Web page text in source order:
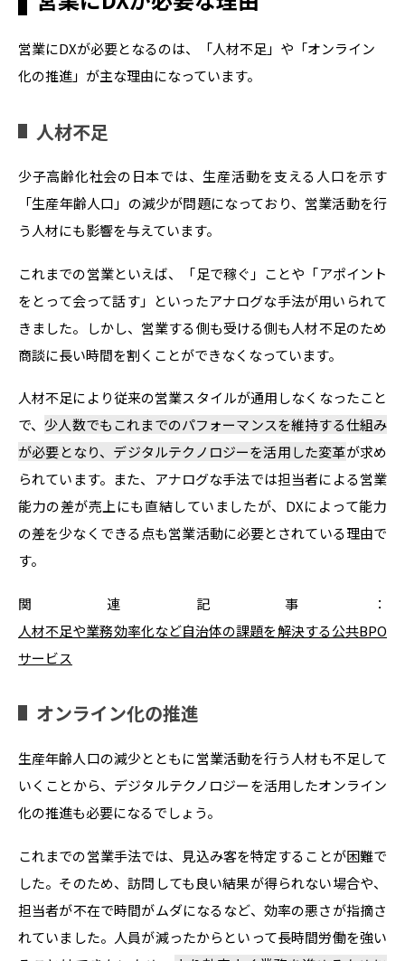
営業にDXが必要となるのは、「人材不足」や「オンライン
化の推進」が主な理由になっています。
人材不足
少子高齢化社会の日本では、生産活動を支える人口を示す
「生産年齢人口」の減少が問題になっており、営業活動を行
う人材にも影響を与えています。
これまでの営業といえば、「足で稼ぐ」ことや「アポイント
をとって会って話す」といったアナログな手法が用いられて
きました。しかし、営業する側も受ける側も人材不足のため
商談に長い時間を割くことができなくなっています。
人材不足により従来の営業スタイルが通用しなくなったこと
で、少人数でもこれまでのパフォーマンスを維持する仕組み
が必要となり、デジタルテクノロジーを活用した変革が求め
られています。また、アナログな手法では担当者による営業
能力の差が売上にも直結していましたが、DXによって能力
の差を少なくできる点も営業活動に必要とされている理由で
す。
関連記事：
人材不足や業務効率化など自治体の課題を解決する公共BPO
サービス
オンライン化の推進
生産年齢人口の減少とともに営業活動を行う人材も不足して
いくことから、デジタルテクノロジーを活用したオンライン
化の推進も必要になるでしょう。
これまでの営業手法では、見込み客を特定することが困難で
した。そのため、訪問しても良い結果が得られない場合や、
担当者が不在で時間がムダになるなど、効率の悪さが指摘さ
れていました。人員が減ったからといって長時間労働を強い